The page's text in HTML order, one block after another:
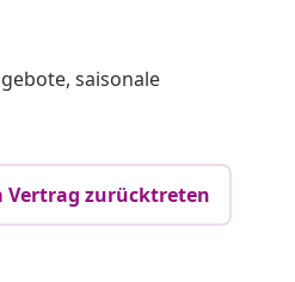
saisonale
Vertrag zurücktreten